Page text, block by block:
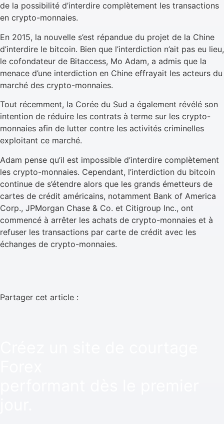
de la possibilité d’interdire complètement les transactions
en crypto-monnaies.
En 2015, la nouvelle s’est répandue du projet de la Chine
d’interdire le bitcoin. Bien que l’interdiction n’ait pas eu lieu,
le cofondateur de Bitaccess, Mo Adam, a admis que la
menace d’une interdiction en Chine effrayait les acteurs du
marché des crypto-monnaies.
Tout récemment, la Corée du Sud a également révélé son
intention de réduire les contrats à terme sur les crypto-
monnaies afin de lutter contre les activités criminelles
exploitant ce marché.
Adam pense qu’il est impossible d’interdire complètement
les crypto-monnaies. Cependant, l’interdiction du bitcoin
continue de s’étendre alors que les grands émetteurs de
cartes de crédit américains, notamment Bank of America
Corp., JPMorgan Chase & Co. et Citigroup Inc., ont
commencé à arrêter les achats de crypto-monnaies et à
refuser les transactions par carte de crédit avec les
échanges de crypto-monnaies.
Partager cet article :